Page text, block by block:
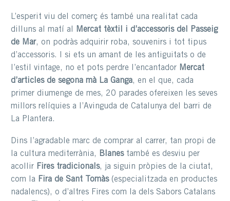
L’esperit viu del comerç és també una realitat cada
dilluns al matí al
Mercat tèxtil i d’accessoris del Passeig
de Mar, on podràs adquirir roba, souvenirs i tot tipus
d’accessoris. I si ets un amant de les antiguitats o de
l’estil vintage, no et pots perdre l’encantador Mercat
d’articles de segona mà La Ganga, en el que, cada
primer diumenge de mes, 20 parades ofereixen les seves
millors relíquies a l’Avinguda de Catalunya del barri de
La Plantera.
Dins l’agradable marc de comprar al carrer, tan propi de
la cultura mediterrània,
Blanestambé es desviu per
acollir Fires tradicionals, ja siguin pròpies de la ciutat,
com la Fira de Sant Tomàs(especialitzada en productes
nadalencs), o d’altres Fires com la dels Sabors Catalans